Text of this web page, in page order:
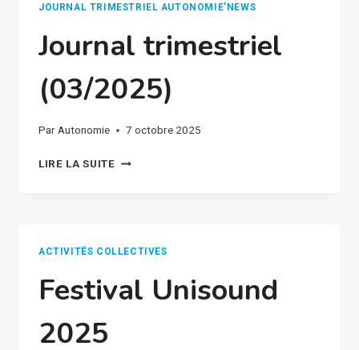
JOURNAL TRIMESTRIEL AUTONOMIE'NEWS
Journal trimestriel
(03/2025)
ParAutonomie 7 octobre 2025
LIRE LA SUITEJOURNAL
ACTIVITÉS COLLECTIVES
Festival Unisound
2025